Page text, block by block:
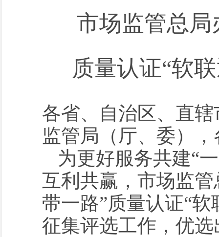
市场监管总局
质量认证“软
各省、自治区、直
监管局（厅、委）
为更好服务共建“
互利共赢，市场监
带一路”质量认证“
征集评选工作，优